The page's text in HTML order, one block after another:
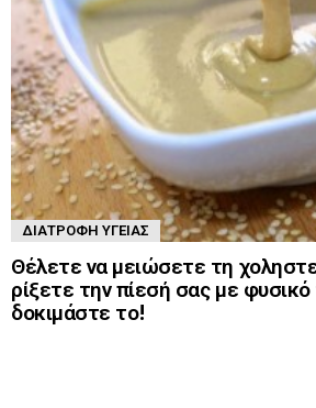
ΔΙΑΤΡΟΦΉ ΥΓΕΊΑΣ
Θέλετε να μειώσετε τη
ρίξετε την πίεσή σας με
δοκιμάστε το!